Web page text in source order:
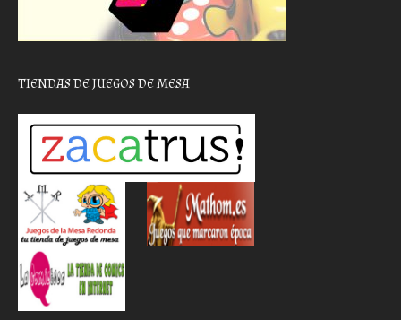
TIENDAS DE JUEGOS DE MESA